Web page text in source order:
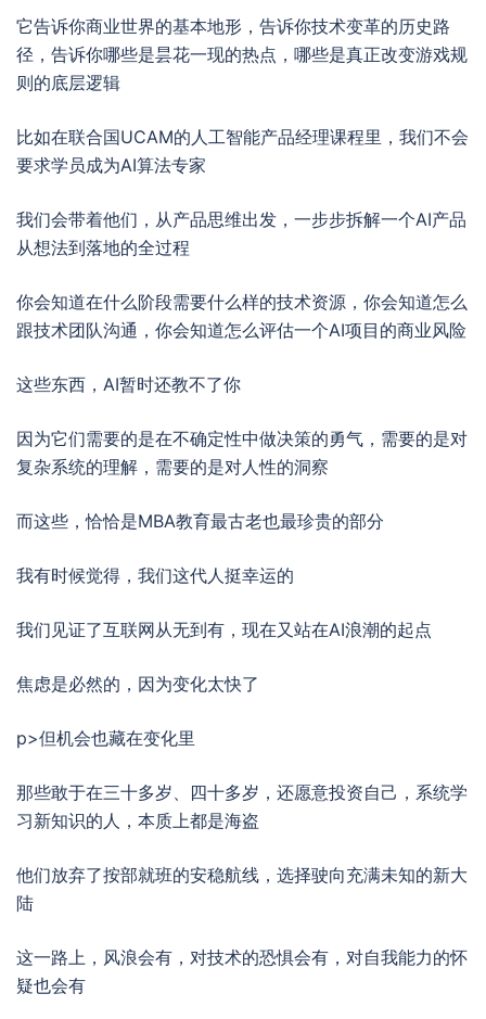
它告诉你商业世界的基本地形，告诉你技术变革的历史路
径，告诉你哪些是昙花一现的热点，哪些是真正改变游戏规
则的底层逻辑
比如在联合国UCAM的人工智能产品经理课程里，我们不会
要求学员成为AI算法专家
我们会带着他们，从产品思维出发，一步步拆解一个AI产品
从想法到落地的全过程
你会知道在什么阶段需要什么样的技术资源，你会知道怎么
跟技术团队沟通，你会知道怎么评估一个AI项目的商业风险
这些东西，AI暂时还教不了你
因为它们需要的是在不确定性中做决策的勇气，需要的是对
复杂系统的理解，需要的是对人性的洞察
而这些，恰恰是MBA教育最古老也最珍贵的部分
我有时候觉得，我们这代人挺幸运的
我们见证了互联网从无到有，现在又站在AI浪潮的起点
焦虑是必然的，因为变化太快了
p>但机会也藏在变化里
那些敢于在三十多岁、四十多岁，还愿意投资自己，系统学
习新知识的人，本质上都是海盗
他们放弃了按部就班的安稳航线，选择驶向充满未知的新大
陆
这一路上，风浪会有，对技术的恐惧会有，对自我能力的怀
疑也会有